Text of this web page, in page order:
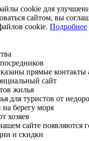
cookie для
сайтом, вы
cookie. Подробнее
прямые контакты
сайт
жилья
для туристов от
на берегу моря
хозяев
сайте появляются
и скидки